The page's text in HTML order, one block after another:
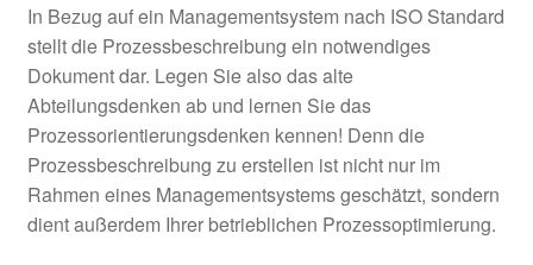
In Bezug auf ein Managementsystem nach ISO Standard
stellt die Prozessbeschreibung ein notwendiges
Dokument dar. Legen Sie also das alte
Abteilungsdenken ab und lernen Sie das
Prozessorientierungsdenken kennen! Denn die
Prozessbeschreibung zu erstellen ist nicht nur im
Rahmen eines Managementsystems geschätzt, sondern
dient außerdem Ihrer betrieblichen Prozessoptimierung.